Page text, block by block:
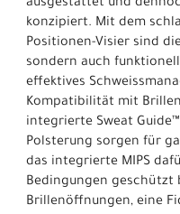
ausgestattet und
konzipiert. Mit dem
Positionen-Visier sind
sondern auch
effektives
Kompatibilität mit
integrierte Sweat
Polsterung sorgen für
das integrierte MIPS
Bedingungen geschützt
Brillenöffnungen, eine